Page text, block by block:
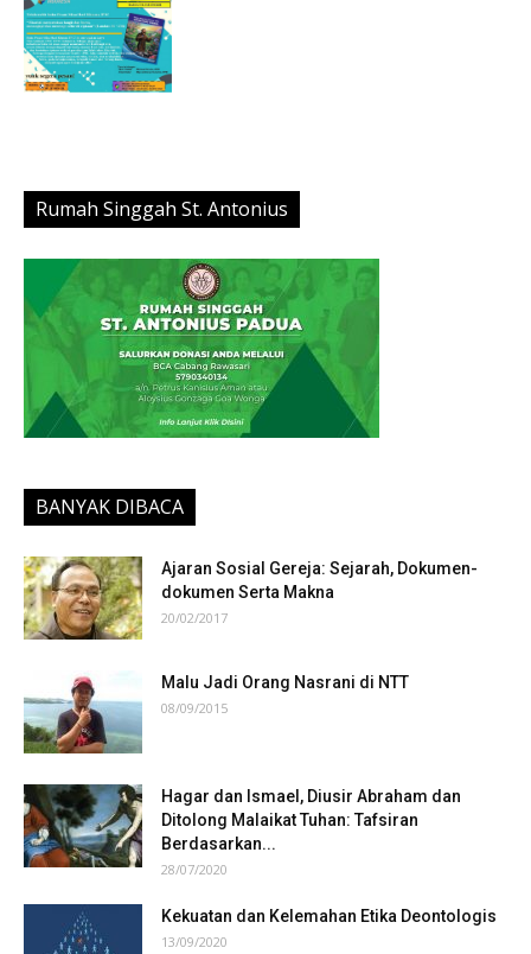
Rumah Singgah St. Antonius
BANYAK DIBACA
Ajaran Sosial Gereja: Sejarah, Dokumen-
dokumen Serta Makna
20/02/2017
Malu Jadi Orang Nasrani di NTT
08/09/2015
Hagar dan Ismael, Diusir Abraham dan
Ditolong Malaikat Tuhan: Tafsiran
Berdasarkan...
28/07/2020
Kekuatan dan Kelemahan Etika Deontologis
13/09/2020